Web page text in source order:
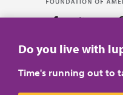
Follow us on
Follow
Do you live with
Time's running out to